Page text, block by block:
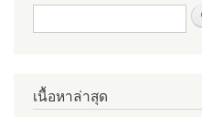
ฟอร์มค้นหา
เนื้อหาล่าสุด